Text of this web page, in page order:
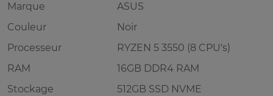
Marque
ASUS
Couleur
Noir
Processeur
RYZEN 5 3550 (8 CPU’s)
RAM
16GB DDR4 RAM
Stockage
512GB SSD NVME